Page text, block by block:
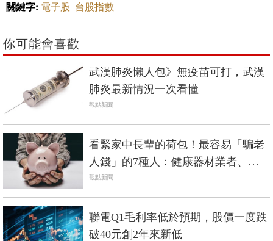
關鍵字: 電子股 台股指數
你可能會喜歡
武漢肺炎懶人包》無疫苗可打，武漢
肺炎最新情況一次看懂
觀點新聞
看緊家中長輩的荷包！最容易「騙老
人錢」的7種人：健康器材業者、婚
姻騙子...
觀點新聞
聯電Q1毛利率低於預期，股價一度跌
破40元創2年來新低